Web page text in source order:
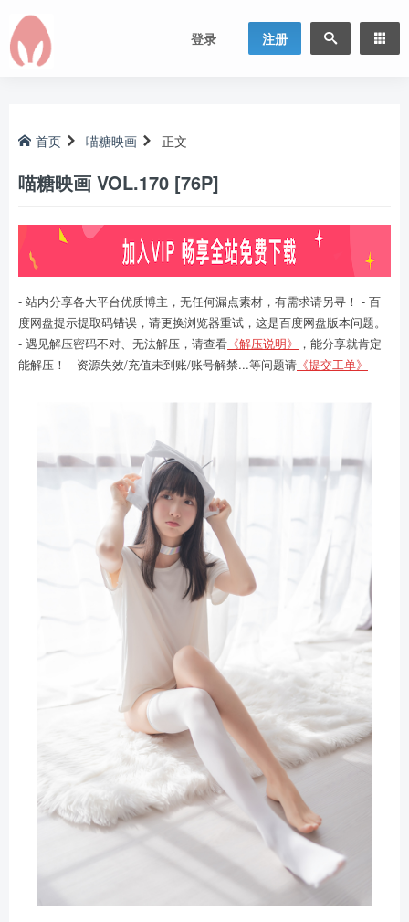
登录 注册
首页 喵糖映画 正文
喵糖映画 VOL.170 [76P]
- 站内分享各大平台优质博主，无任何漏点素材，有需求请另寻！ - 百
度网盘提示提取码错误，请更换浏览器重试，这是百度网盘版本问题。
- 遇见解压密码不对、无法解压，请查看 《解压说明》
，能分享就肯定
能解压！ - 资源失效/充值未到账/账号解禁...等问题请 《提交工单》